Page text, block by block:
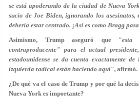
se está apoderando de la ciudad de Nueva
sucio de Joe Biden, ignorando los asesinatos,
debería estar centrado. ¡Así es como Bragg
Asimismo, Trump aseguró que "esta
contraproducente" para el actual
estadounidense se da cuenta exactamente
izquierda radical están haciendo aquí", afirmó.
¿De qué va el caso de Trump y por qué la
Nueva York es importante?